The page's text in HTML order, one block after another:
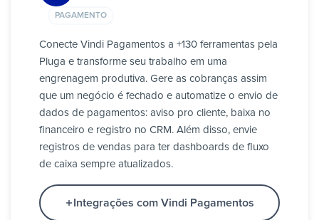
PAGAMENTO
Conecte Vindi Pagamentos a +130 ferramentas pela
Pluga e transforme seu trabalho em uma
engrenagem produtiva. Gere as cobranças assim
que um negócio é fechado e automatize o envio de
dados de pagamentos: aviso pro cliente, baixa no
financeiro e registro no CRM. Além disso, envie
registros de vendas para ter dashboards de fluxo
de caixa sempre atualizados.
Integrações com Vindi Pagamentos